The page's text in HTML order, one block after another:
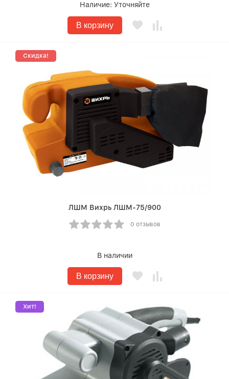
Наличие: Уточняйте
В корзину
Скидка!
ЛШМ Вихрь ЛШМ-75/900
0 отзывов
В наличии
В корзину
Хит!